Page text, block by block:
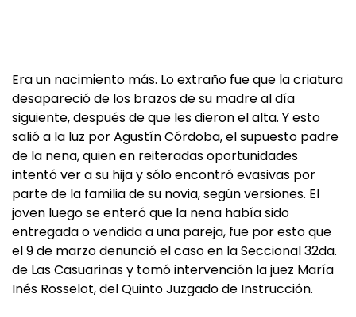
Era un nacimiento más. Lo extraño fue que la criatura
desapareció de los brazos de su madre al día
siguiente, después de que les dieron el alta. Y esto
salió a la luz por Agustín Córdoba, el supuesto padre
de la nena, quien en reiteradas oportunidades
intentó ver a su hija y sólo encontró evasivas por
parte de la familia de su novia, según versiones. El
joven luego se enteró que la nena había sido
entregada o vendida a una pareja, fue por esto que
el 9 de marzo denunció el caso en la Seccional 32da.
de Las Casuarinas y tomó intervención la juez María
Inés Rosselot, del Quinto Juzgado de Instrucción.